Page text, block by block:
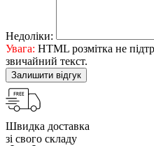
Недоліки:
Увага: HTML розмітка не
звичайний текст.
Залишити відгук
Швидка доставка
зі свого складу